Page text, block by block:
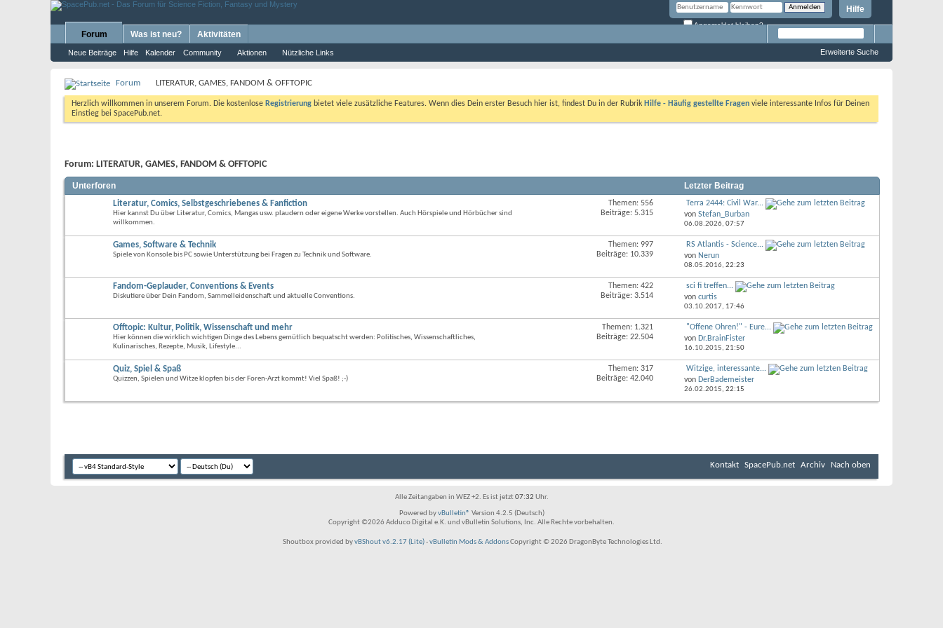
Hilfe
Angemeldet bleiben?
Forum
Neue Beiträge Hilfe Kalender Community Aktionen Nützliche Links
Was ist neu? Aktivitäten
Erweiterte Suche
Forum LITERATUR, GAMES, FANDOM & OFFTOPIC
Herzlich willkommen in unserem Forum. Die kostenlose Registrierung bietet viele zusätzliche Features. Wenn dies Dein erster Besuch hier ist, findest Du in der Rubrik Hilfe - Häufig gestellte Fragen viele interessante Infos für Deinen
Einstieg bei SpacePub.net.
Forum: LITERATUR, GAMES, FANDOM & OFFTOPIC
Unterforen Letzter Beitrag
Literatur, Comics, Selbstgeschriebenes & Fanfiction
Hier kannst Du über Literatur, Comics, Mangas usw. plaudern oder eigene Werke vorstellen. Auch Hörspiele und Hörbücher sind
willkommen.
Forums
Themen: 556
Beiträge: 5.315
Terra 2444: Civil War...
von Stefan_Burban
06.08.2026, 07:57
Games, Software & Technik
Spiele von Konsole bis PC sowie Unterstützung bei Fragen zu Technik und Software.
Forums
Themen: 997
Beiträge: 10.339
RS Atlantis - Science...
von Nerun
08.05.2016, 22:23
Fandom-Geplauder, Conventions & Events
Diskutiere über Dein Fandom, Sammelleidenschaft und aktuelle Conventions.
Forums
Themen: 422
Beiträge: 3.514
sci fi treffen...
von curtis
03.10.2017, 17:46
Offtopic: Kultur, Politik, Wissenschaft und mehr
Hier können die wirklich wichtigen Dinge des Lebens gemütlich bequatscht werden: Politisches, Wissenschaftliches,
Kulinarisches, Rezepte, Musik, Lifestyle...
Forums
Themen: 1.321
Beiträge: 22.504
"Offene Ohren!" - Eure...
von Dr.BrainFister
16.10.2015, 21:50
Quiz, Spiel & Spaß
Quizzen, Spielen und Witze klopfen bis der Foren-Arzt kommt! Viel Spaß! ;-)
Forums
Themen: 317
Beiträge: 42.040
Witzige, interessante...
von DerBademeister
26.02.2015, 22:15
Kontakt SpacePub.net Archiv Nach oben
Alle Zeitangaben in WEZ +2. Es ist jetzt07:32 Uhr.
Powered byvBulletin® Version 4.2.5 (Deutsch)
Copyright ©2026 Adduco Digital e.K. und vBulletin Solutions, Inc. Alle Rechte vorbehalten.
Shoutbox provided byvBShout v6.2.17 (Lite)-vBulletin Mods & AddonsCopyright © 2026 DragonByte Technologies Ltd.